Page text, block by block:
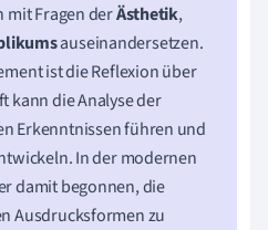
mit Fragen derÄsthetik,
auseinandersetzen.
ist die Reflexion über
kann die Analyse der
Erkenntnissen führen und
In der modernen
damit begonnen, die
Ausdrucksformen zu